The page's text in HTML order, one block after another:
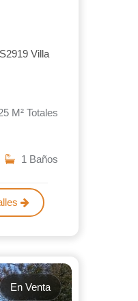
Villa
M² Totales
1 Baños
En Venta